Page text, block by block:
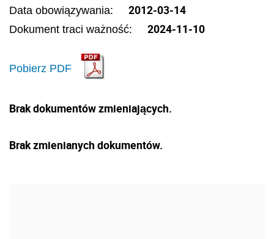
Data obowiązywania: 2012-03-14
Dokument traci ważność: 2024-11-10
Pobierz PDF
Brak dokumentów zmieniających.
Brak zmienianych dokumentów.